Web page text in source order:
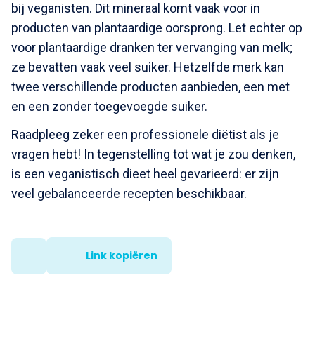
bij veganisten. Dit mineraal komt vaak voor in
producten van plantaardige oorsprong. Let echter op
voor plantaardige dranken ter vervanging van melk;
ze bevatten vaak veel suiker. Hetzelfde merk kan
twee verschillende producten aanbieden, een met
en een zonder toegevoegde suiker.
Raadpleeg zeker een professionele diëtist als je
vragen hebt! In tegenstelling tot wat je zou denken,
is een veganistisch dieet heel gevarieerd: er zijn
veel gebalanceerde recepten beschikbaar.
Link kopiëren